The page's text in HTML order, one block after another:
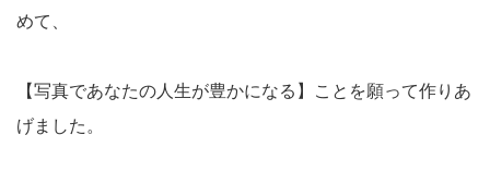
めて、
【写真であなたの人生が豊かになる】ことを願って作りあ
げました。